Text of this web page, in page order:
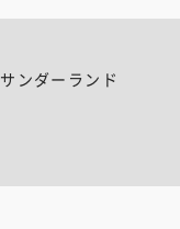
サンダーランド